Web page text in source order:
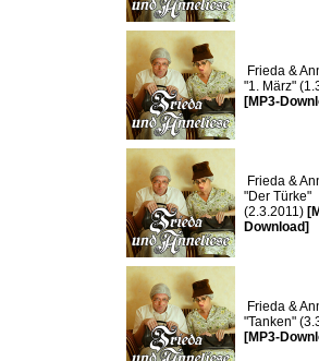
Frieda &
"1. März"
[MP3-
Frieda &
"Der Türke"
(2.3.2011)
Download]
Frieda &
"Tanken"
[MP3-